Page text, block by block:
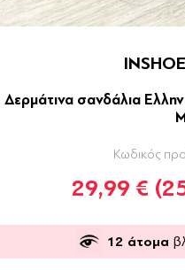
Δερμάτινα σανδάλια
Κωδικός
29,99 €
12 άτομα